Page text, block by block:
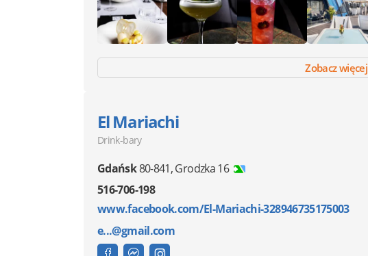
Zobacz więcej
El Mariachi
Drink-bary
Gdańsk80-841,Grodzka 16
516-706-198
www.facebook.com/El-Mariachi-328946735175003
e...@gmail.com